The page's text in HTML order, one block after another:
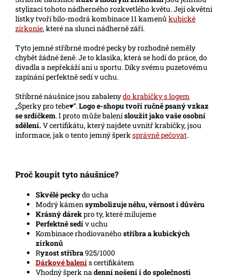
stylizací tohoto nádherného rozkvetlého květu. Její okvětní
lístky tvoří bílo-modrá kombinace 11 kamenů kubické
zirkonie, které na slunci nádherně září.
Tyto jemné stříbrnémodrépeckyby rozhodně neměly
chybět žádné ženě. Je to klasika, která se hodí do práce, do
divadla a nepřekáží ani u sportu. Díky svému puzetovému
zapínání perfektně sedí v uchu.
Stříbrné náušnice jsou zabalenydo krabičky s logem
„Šperky pro tebe♥“.Logo e-shoputvoří ručně psaný vzkaz
se srdíčkem. I proto může balenísloužit jako vaše osobní
sdělení. V certifikátu, který najdete uvnitř krabičky, jsou
informace, jak o tento jemný šperksprávně pečovat.
Proč koupit tyto náušnice?
Skvělé peckydo ucha
Modrý kámensymbolizuje něhu, věrnost i důvěru
Krásný dárekpro ty, které milujeme
Perfektně sedív uchu
Kombinace rhodiovanéhostříbra a kubických
zirkonů
Ryzost stříbra925/1000
Dárkové balenís certifikátem
Vhodný šperk nadenní nošení i do společnosti